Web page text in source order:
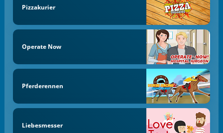
Pizzakurier
Operate Now
Pferderennen
Liebesmesser